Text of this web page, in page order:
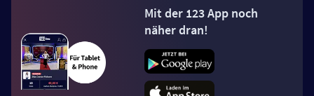
Mit der 123 App noch
näher dran!